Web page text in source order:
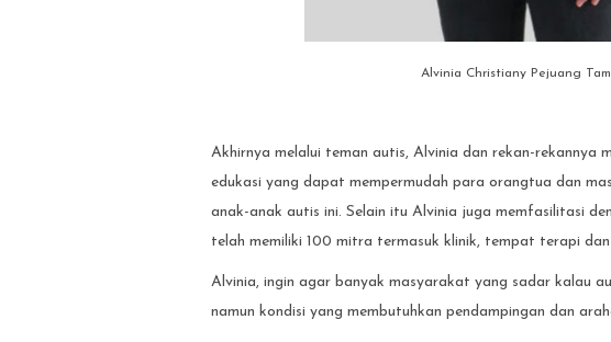
Alvinia Christiany Pejuang
Akhirnya melalui teman autis, Alvinia dan rekan-rekannya
edukasi yang dapat mempermudah para orangtua dan
anak-anak autis ini. Selain itu Alvinia juga memfasilitasi
telah memiliki 100 mitra termasuk klinik, tempat terapi dan
Alvinia, ingin agar banyak masyarakat yang sadar kalau
namun kondisi yang membutuhkan pendampingan dan